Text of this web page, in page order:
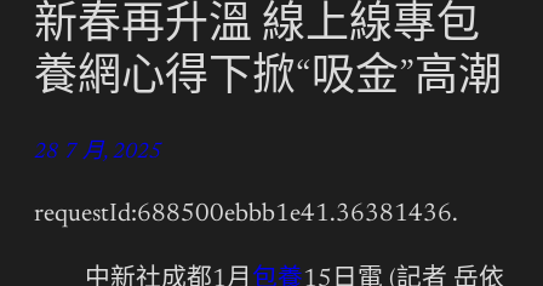
新春再升溫 線上線專包
養網心得下掀“吸金”高潮
28 7 月, 2025
requestId:688500ebbb1e41.36381436.
中新社成都1月 包養15日電 (記者 岳依